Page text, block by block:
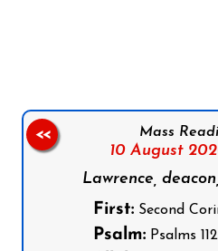
Mass
10 August
Lawrence,
First: Second
Psalm: Psalms
<<